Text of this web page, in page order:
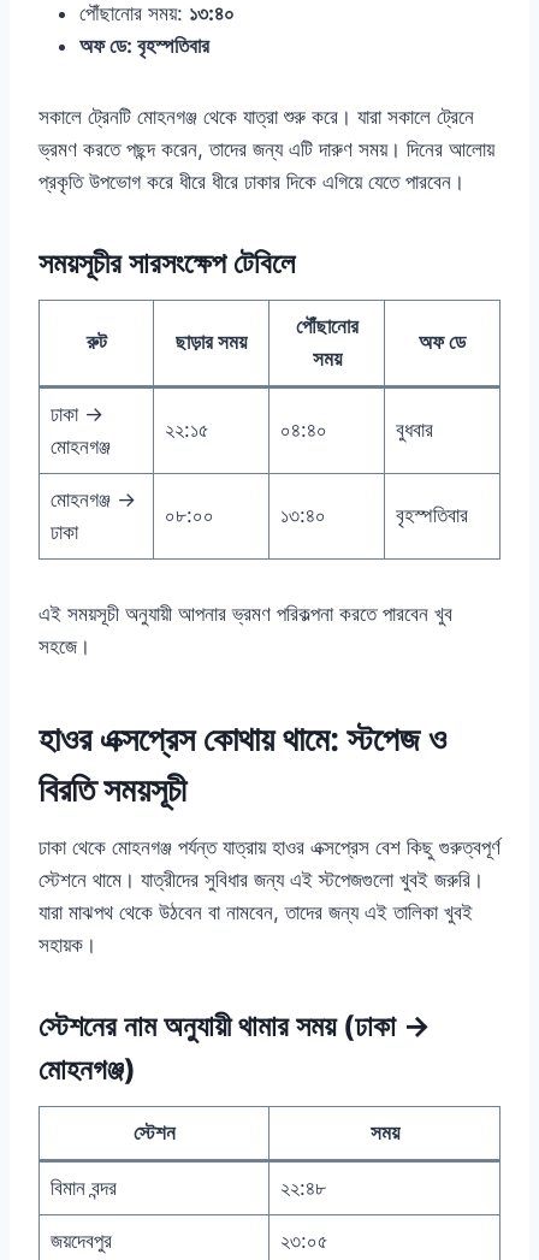
পৌঁছানোর সময়: ১৩:৪০
অফ ডে: বৃহস্পতিবার
সকালে ট্রেনটি মোহনগঞ্জ থেকে যাত্রা শুরু করে। যারা সকালে ট্রেনে
ভ্রমণ করতে পছন্দ করেন, তাদের জন্য এটি দারুণ সময়। দিনের আলোয়
প্রকৃতি উপভোগ করে ধীরে ধীরে ঢাকার দিকে এগিয়ে যেতে পারবেন।
সময়সূচীর সারসংক্ষেপ টেবিলে
রুট ছাড়ার সময়
পৌঁছানোর
সময়
অফ ডে
ঢাকা →
মোহনগঞ্জ
২২:১৫ ০৪:৪০ বুধবার
মোহনগঞ্জ →
ঢাকা
০৮:০০ ১৩:৪০ বৃহস্পতিবার
এই সময়সূচী অনুযায়ী আপনার ভ্রমণ পরিকল্পনা করতে পারবেন খুব
সহজে।
হাওর এক্সপ্রেস কোথায় থামে: স্টপেজ ও
বিরতি সময়সূচী
ঢাকা থেকে মোহনগঞ্জ পর্যন্ত যাত্রায় হাওর এক্সপ্রেস বেশ কিছু গুরুত্বপূর্ণ
স্টেশনে থামে। যাত্রীদের সুবিধার জন্য এই স্টপেজগুলো খুবই জরুরি।
যারা মাঝপথ থেকে উঠবেন বা নামবেন, তাদের জন্য এই তালিকা খুবই
সহায়ক।
স্টেশনের নাম অনুযায়ী থামার সময় (ঢাকা →
মোহনগঞ্জ)
স্টেশন সময়
বিমান বন্দর ২২:৪৮
জয়দেবপুর ২৩:০৫